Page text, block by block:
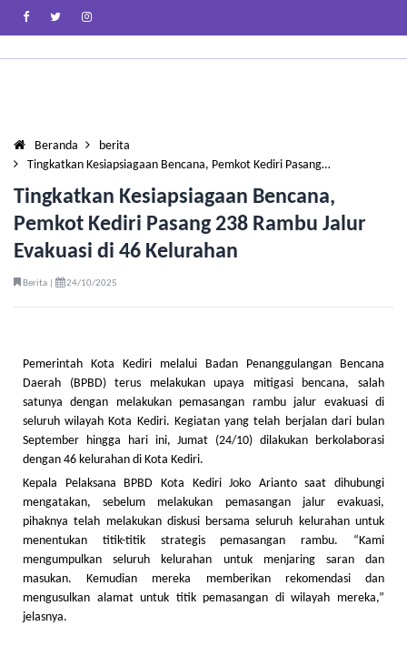
Beranda
berita
Tingkatkan Kesiapsiagaan Bencana, Pemkot Kediri Pasang…
Tingkatkan Kesiapsiagaan Bencana,
Pemkot Kediri Pasang 238 Rambu Jalur
Evakuasi di 46 Kelurahan
Berita | 24/10/2025
Pemerintah Kota Kediri melalui Badan Penanggulangan Bencana
Daerah (BPBD) terus melakukan upaya mitigasi bencana, salah
satunya dengan melakukan pemasangan rambu jalur evakuasi di
seluruh wilayah Kota Kediri. Kegiatan yang telah berjalan dari bulan
September hingga hari ini, Jumat (24/10) dilakukan berkolaborasi
dengan 46 kelurahan di Kota Kediri.
Kepala Pelaksana BPBD Kota Kediri Joko Arianto saat dihubungi
mengatakan, sebelum melakukan pemasangan jalur evakuasi,
pihaknya telah melakukan diskusi bersama seluruh kelurahan untuk
menentukan titik-titik strategis pemasangan rambu. “Kami
mengumpulkan seluruh kelurahan untuk menjaring saran dan
masukan. Kemudian mereka memberikan rekomendasi dan
mengusulkan alamat untuk titik pemasangan di wilayah mereka,”
jelasnya.